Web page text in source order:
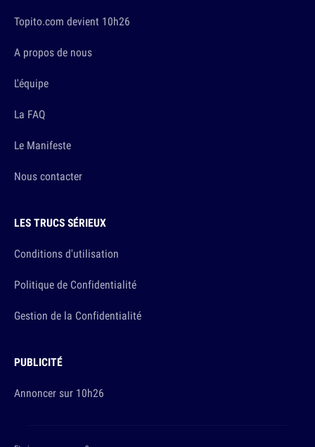
Topito.com devient 10h26
A propos de nous
L'équipe
La FAQ
Le Manifeste
Nous contacter
LES TRUCS SÉRIEUX
Conditions d'utilisation
Politique de Confidentialité
Gestion de la Confidentialité
PUBLICITÉ
Annoncer sur 10h26